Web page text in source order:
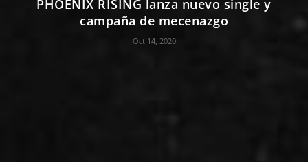
PHOENIX RISING lanza nuevo single y
campaña de mecenazgo
Oct 14, 2020